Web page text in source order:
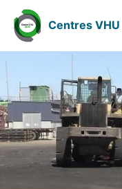
Centres VHU